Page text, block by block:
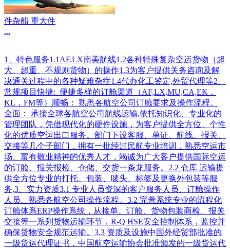
件杂船 重大件
...
1、特色服务1.1AF,LX南美航线1.2各种特殊复杂空运货物（超
大、超重、不规则货物）的操作1.3为客户提供关务咨询及解
决通关过程中的各种疑难杂症1.4代办化工鉴定,外贸代理等2、
常规项目快捷: 便捷多样的订舱渠道（AF,LX,MU,CA,EK，
KL，FM等）顺畅： 熟悉各航空公司订舱要求及操作流程。
全面： 承接全球各航空公司航线运输,依托知识化、专业化的
管理团队，凭借现代化的硬件设施，为客户提供全方位、个性
化的优质空运出口服务。部门下设客服、单证、航线、报关、
交接等几个子部门，拥有一批经过民航专业培训，熟悉空运市
场、富有敬业精神的优秀人才，竭诚为广大客户提供国际空运
的订舱、报关报检、仓储、交货一条龙服务。2.2 仓库 运输提
供全方位专业的打托、包装、唛头、标签及更换外包装等服
务,3、实力资质3.1 专业人员资深的客户服务人员、订舱操作
人员、熟悉各航空公司操作流程。3.2 完善系统专业的流程化
订舱体系ERP操作系统，从接单、订舱、货物包装商检、报关
交接等一系列货物运输环节，R-Q HSE安全控制体系，监控并
确保货物安全规范运输。3.3 资质及设施中国外经贸部批准的
一级货运代理证书，中国航空运输协会批准颁发的一级货运代